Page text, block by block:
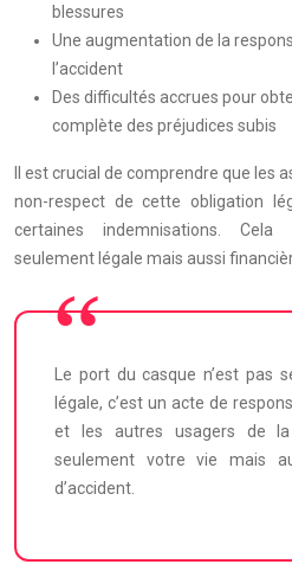
blessures
Une augmentation de la
l’accident
Des difficultés accrues pour
complète des préjudices subis
Il est crucial de comprendre que les
non-respect de cette obligation
certaines indemnisations. Cela
seulement légale mais aussi
Le port du casque n’est pas
légale, c’est un acte de
et les autres usagers de
seulement votre vie mais
d’accident.